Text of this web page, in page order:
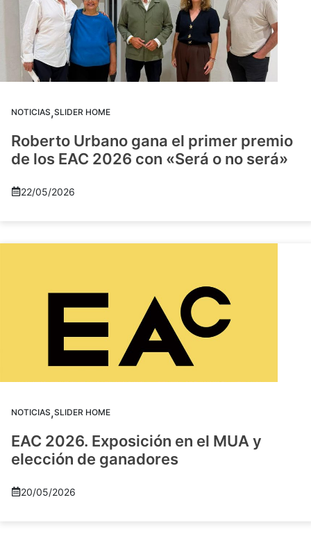
NOTICIAS,SLIDER HOME
Roberto Urbano gana el primer premio
de los EAC 2026 con «Será o no será»
22/05/2026
NOTICIAS,SLIDER HOME
EAC 2026. Exposición en el MUA y
elección de ganadores
20/05/2026